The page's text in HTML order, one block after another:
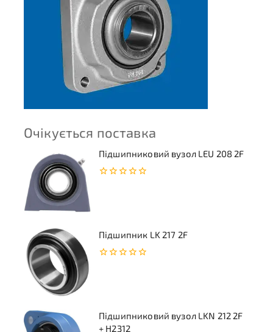
Очікується поставка
Підшипниковий вузол LEU 208 2F
Підшипник LK 217 2F
Підшипниковий вузол LKN 212 2F
+ H2312